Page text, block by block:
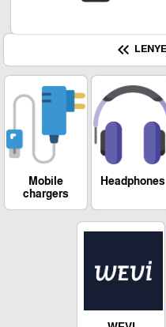
keyboard_double_arrow_left
Headphones
Mobile
chargers